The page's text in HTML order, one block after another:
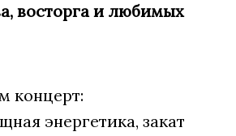
восторга и любимых
концерт:
энергетика, закат